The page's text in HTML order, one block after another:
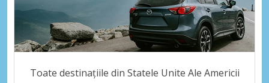
Toate destinațiile din Statele Unite Ale Americii